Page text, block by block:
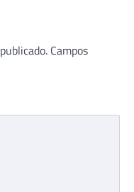
Campos